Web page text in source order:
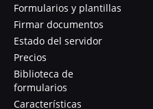
Formularios y plantillas
Firmar documentos
Estado del servidor
Precios
Biblioteca de
formularios
Características